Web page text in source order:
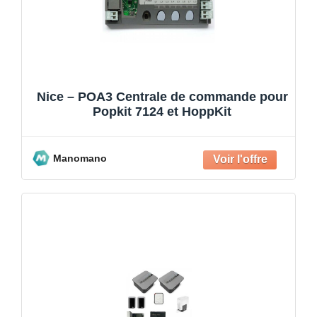
Nice – POA3 Centrale de commande pour
Popkit 7124 et HoppKit
Manomano